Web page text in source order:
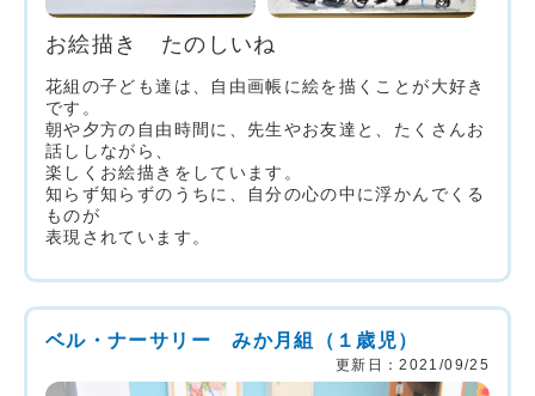
お絵描き たのしいね
花組の子ども達は、自由画帳に絵を描くことが大好き
です。
朝や夕方の自由時間に、先生やお友達と、たくさんお
話ししながら、
楽しくお絵描きをしています。
知らず知らずのうちに、自分の心の中に浮かんでくる
ものが
表現されています。
ベル・ナーサリー みか月組（１歳児）
更新日：2021/09/25